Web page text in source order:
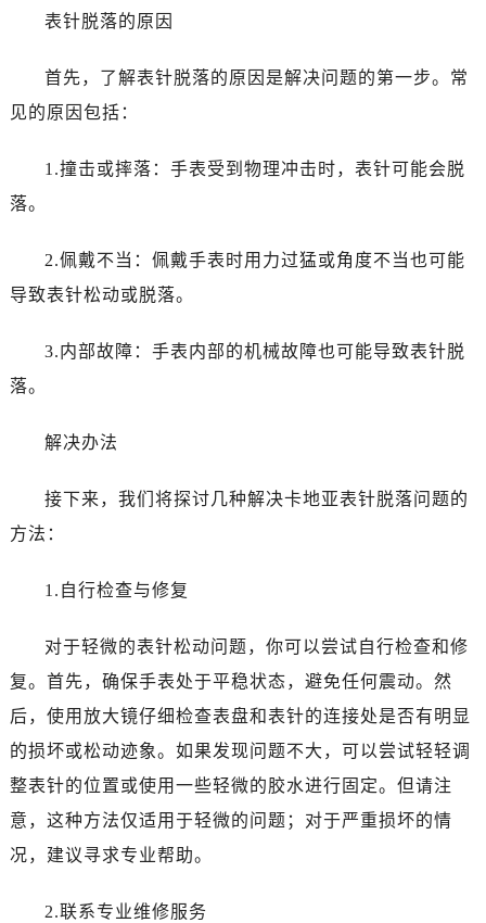
表针脱落的原因
首先，了解表针脱落的原因是解决问题的第一步。常
见的原因包括：
1.撞击或摔落：手表受到物理冲击时，表针可能会脱
落。
2.佩戴不当：佩戴手表时用力过猛或角度不当也可能
导致表针松动或脱落。
3.内部故障：手表内部的机械故障也可能导致表针脱
落。
解决办法
接下来，我们将探讨几种解决卡地亚表针脱落问题的
方法：
1.自行检查与修复
对于轻微的表针松动问题，你可以尝试自行检查和修
复。首先，确保手表处于平稳状态，避免任何震动。然
后，使用放大镜仔细检查表盘和表针的连接处是否有明显
的损坏或松动迹象。如果发现问题不大，可以尝试轻轻调
整表针的位置或使用一些轻微的胶水进行固定。但请注
意，这种方法仅适用于轻微的问题；对于严重损坏的情
况，建议寻求专业帮助。
2.联系专业维修服务